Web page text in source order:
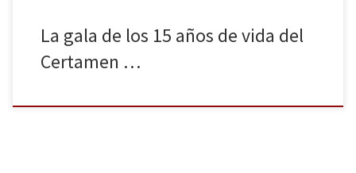
La gala de los 15 años de vida del
Certamen …